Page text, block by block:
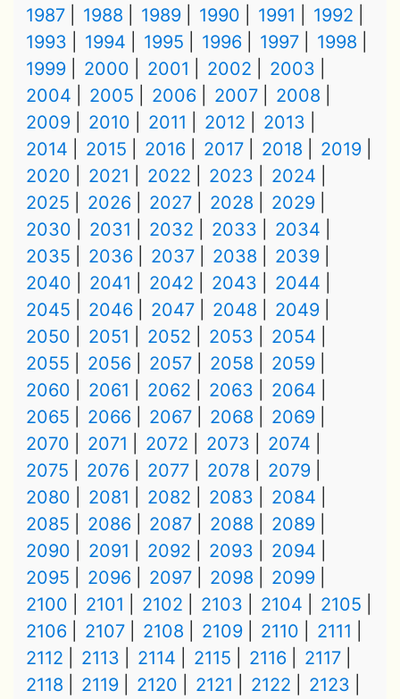
1987
1988 1989 1990 1991
1992
1993
1994 1995 1996 1997
1998
1999
2000 2001 2002
2003
2004
2005 2006 2007
2008
2009
2010 2011 2012
2013
2014
2015 2016 2017 2018
2019
2020
2021 2022 2023
2024
2025
2026 2027 2028
2029
2030
2031 2032 2033
2034
2035
2036 2037 2038
2039
2040
2041 2042 2043
2044
2045
2046 2047 2048
2049
2050
2051 2052 2053
2054
2055
2056 2057 2058
2059
2060
2061 2062 2063
2064
2065
2066 2067 2068
2069
2070
2071 2072 2073
2074
2075
2076 2077 2078
2079
2080
2081 2082 2083
2084
2085
2086 2087 2088
2089
2090
2091 2092 2093
2094
2095
2096 2097 2098
2099
2100
2101 2102 2103 2104
2105
2106
2107 2108 2109 2110
2111
2112
2113 2114 2115 2116
2117
2118
2119 2120 2121 2122 2123